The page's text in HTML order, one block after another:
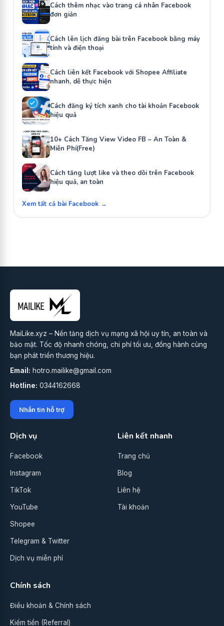
Cách thêm nhạc vào trang cá nhân Facebook
đơn giản
Cách lên lịch đăng bài trên Facebook bằng máy
tính và điện thoại
Cách liên kết Facebook với Shopee Affiliate
nhanh, dễ thực hiện
Cách đăng ký tích xanh cho tài khoản Facebook
hiệu quả
10+ Cách Tăng View Video FB – An Toàn &
Miễn Phí(Free)
Cách tăng lượt like và theo dõi trên Facebook
hiệu quả, an toàn
Xem tất cả bài Facebook →
MaiLike.xyz – Nền tảng dịch vụ mạng xã hội uy tín, an toàn và
bảo mật. Tốc độ nhanh chóng, chi phí tối ưu, đồng hành cùng
bạn phát triển thương hiệu.
Email: hotro.mailike@gmail.com
Hotline: 0344162668
Nhắn tin hỗ trợ
Dịch vụ
Facebook
Instagram
TikTok
YouTube
Shopee
Telegram & Twitter
Dịch vụ miễn phí
Liên kết nhanh
Trang chủ
Blog
Liên hệ
Tài khoản
Chính sách
Điều khoản & Chính sách
Kiếm tiền (Referral)